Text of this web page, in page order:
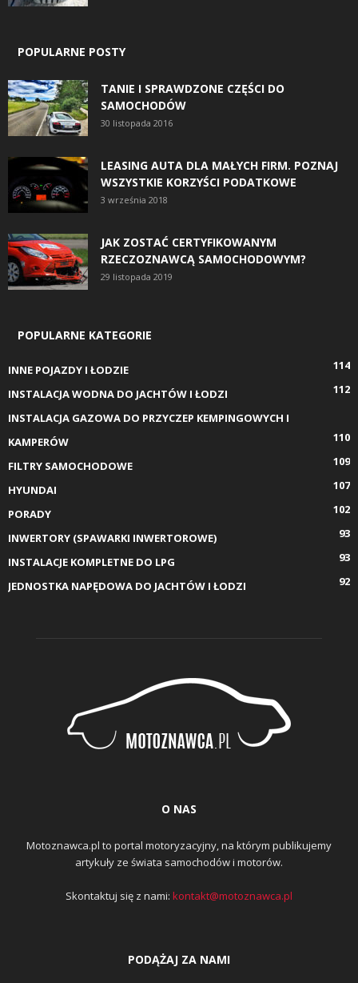
POPULARNE POSTY
TANIE I SPRAWDZONE CZĘŚCI DO
SAMOCHODÓW
30 listopada 2016
LEASING AUTA DLA MAŁYCH FIRM. POZNAJ
WSZYSTKIE KORZYŚCI PODATKOWE
3 września 2018
JAK ZOSTAĆ CERTYFIKOWANYM
RZECZOZNAWCĄ SAMOCHODOWYM?
29 listopada 2019
POPULARNE KATEGORIE
INNE POJAZDY I ŁODZIE
114
INSTALACJA WODNA DO JACHTÓW I ŁODZI
112
INSTALACJA GAZOWA DO PRZYCZEP KEMPINGOWYCH I
KAMPERÓW
110
FILTRY SAMOCHODOWE
109
HYUNDAI
107
PORADY
102
INWERTORY (SPAWARKI INWERTOROWE)
93
INSTALACJE KOMPLETNE DO LPG
93
JEDNOSTKA NAPĘDOWA DO JACHTÓW I ŁODZI
92
O NAS
Motoznawca.pl to portal motoryzacyjny, na którym publikujemy
artykuły ze świata samochodów i motorów.
Skontaktuj się z nami: kontakt@motoznawca.pl
PODĄŻAJ ZA NAMI